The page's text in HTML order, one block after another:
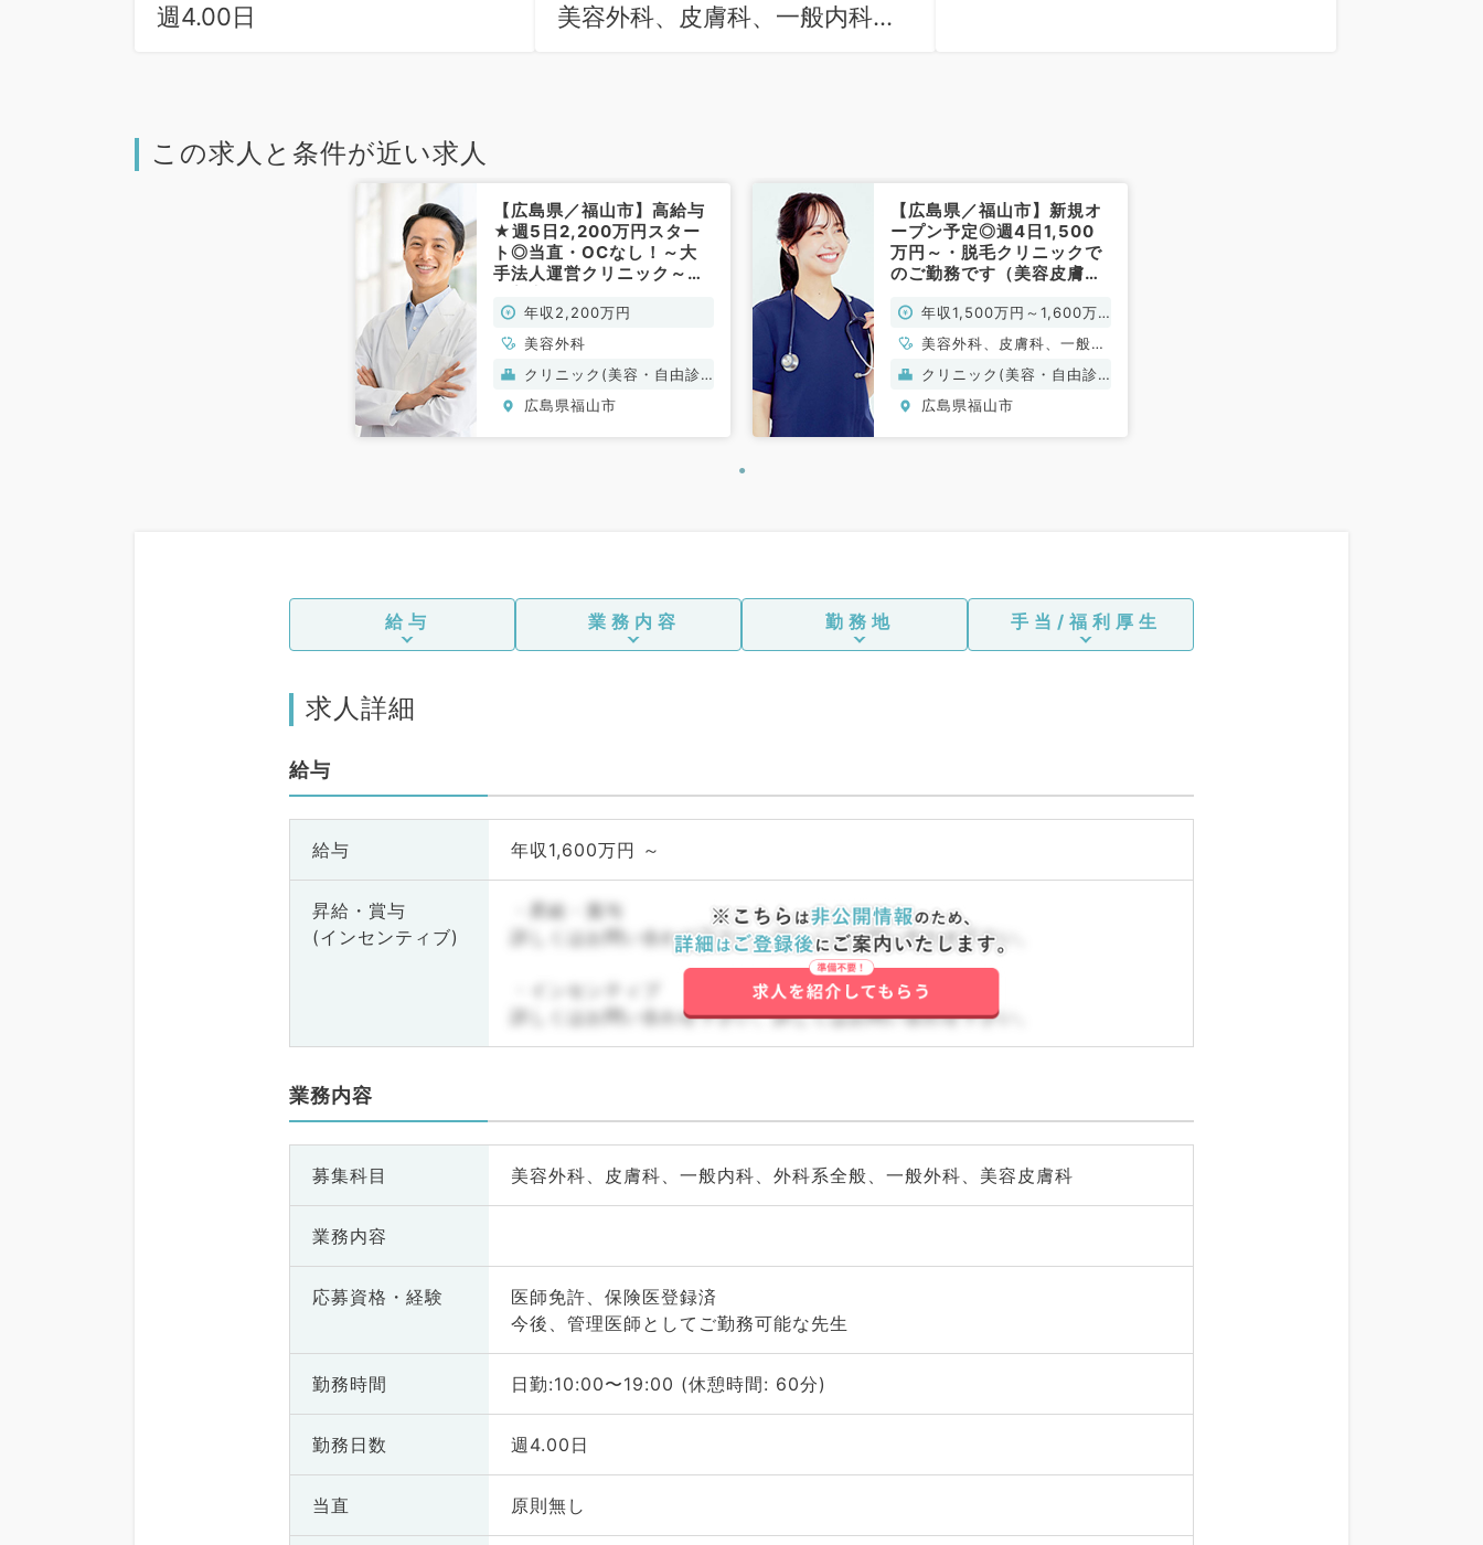
週4.00日
美容外科、皮膚科、一般内科、
この求人と条件が近い求人
【広島県／福山市】高給与
★週5日2,200万円スター
ト◎当直・OCなし！～大
手法人運営クリニック～
年収2,200万円
美容外科
クリニック(美容・自由診
療）
広島県福山市
【広島県／福山市】新規オ
ープン予定◎週4日1,500
万円～・脱毛クリニックで
のご勤務です（美容皮膚科
年収1,500万円～1,600万
円
美容外科、皮膚科、一般内
科、外科系全般、一般外
科、美容皮膚科、その他
クリニック(美容・自由診
療）
広島県福山市
給与 業務内容 勤務地 手当/福利厚生
求人詳細
給与
給与 年収1,600万円 ～
昇給・賞与
(インセンティブ)
・昇給・賞与
詳しくはお問い合わせ下さい。詳しくはお問い合わせ下さい。
・インセンティブ
詳しくはお問い合わせ下さい。詳しくはお問い合わせ下さい。
業務内容
募集科目 美容外科、皮膚科、一般内科、外科系全般、一般外科、美容皮膚科
業務内容
応募資格・ 経験
医師免許、保険医登録済
今後、管理医師としてご勤務可能な先生
勤務時間 日勤:10:00〜19:00 (休憩時間: 60分)
勤務日数 週4.00日
当直 原則無し